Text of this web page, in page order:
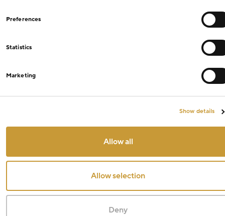
Preferences
Statistics
Marketing
Show details
Allow all
Allow selection
Deny